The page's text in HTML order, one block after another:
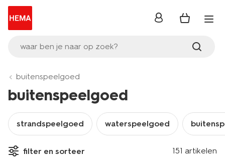
waar ben je naar op zoek?
inloggen
buitenspeelgoed
buitenspeelgoed
strandspeelgoed waterspeelgoed
filter en sorteer 151 artikelen